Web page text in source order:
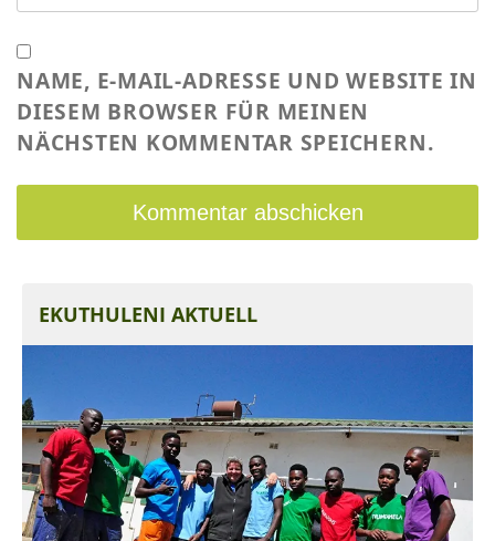
NAME, E-MAIL-ADRESSE UND WEBSITE IN
DIESEM BROWSER FÜR MEINEN
NÄCHSTEN KOMMENTAR SPEICHERN.
EKUTHULENI AKTUELL